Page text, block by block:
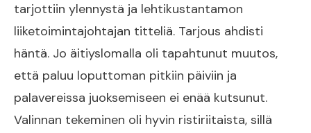
tarjottiin ylennystä ja lehtikustantamon
liiketoimintajohtajan titteliä. Tarjous ahdisti
häntä. Jo äitiyslomalla oli tapahtunut muutos,
että paluu loputtoman pitkiin päiviin ja
palavereissa juoksemiseen ei enää kutsunut.
Valinnan tekeminen oli hyvin ristiriitaista, sillä